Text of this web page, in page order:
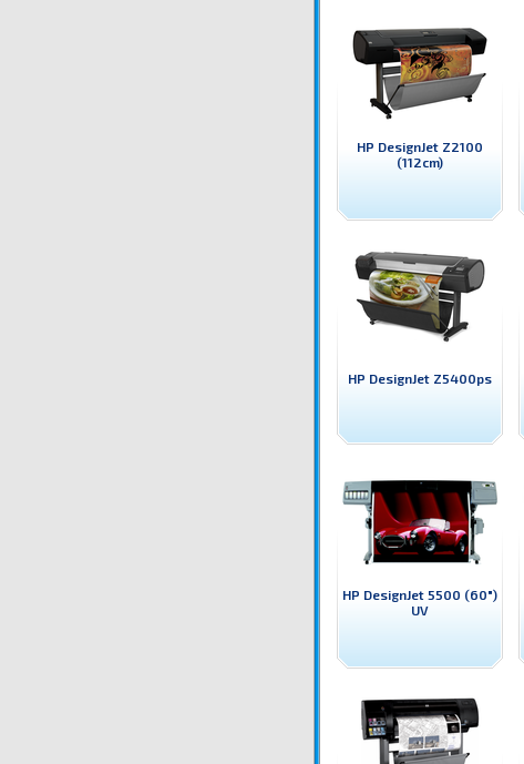
HP DesignJet Z2100
(112cm)
HP DesignJet Z5400ps
HP DesignJet 5500 (60")
UV